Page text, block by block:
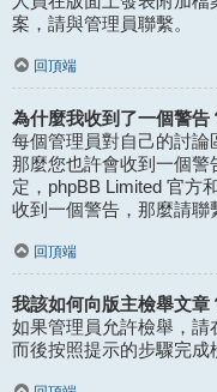
案，請與管理員聯繫。
回頂端
為什麼我收到了一個警告
每個管理員對自己的討論
那麼您也許會收到一個
定，phpBB Limited 官方
收到一個警告，那麼請聯
回頂端
我該如何向版主檢舉文章
如果管理員允許檢舉，請
而後按照提示的步驟完成